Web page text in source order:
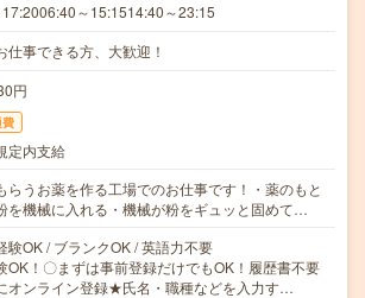
～15:1514:40～23:15
仕事できる方、大歓迎！
円
定内支給
らうお薬を作る工場でのお仕事です！・薬のもと
を機械に入れる・機械が粉をギュッと固めて…
験OK / ブランクOK / 英語力不要
！〇まずは事前登録だけでもOK！履歴書不要
オンライン登録★氏名・職種などを入力す…